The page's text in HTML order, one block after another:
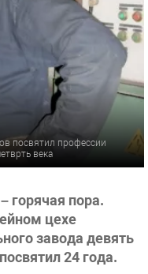
посвятил профессии
века
горячая пора.
цехе
завода девять
24 года.